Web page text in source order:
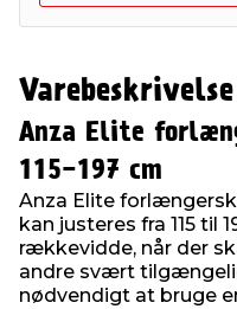
Varebeskrivelse
Anza Elite
115-197 cm
Anza Elite
kan justeres fra 115 til
rækkevidde, når der
andre svært
nødvendigt at bruge